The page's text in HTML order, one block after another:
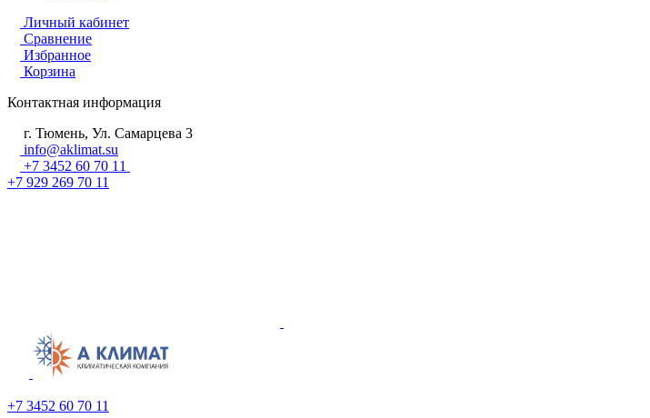
Личный кабинет
Сравнение
Избранное
Корзина
Контактная информация
г. Тюмень, Ул. Самарцева 3
info@aklimat.su
+7 3452 60 70 11
+7 929 269 70 11
+7 3452 60 70 11